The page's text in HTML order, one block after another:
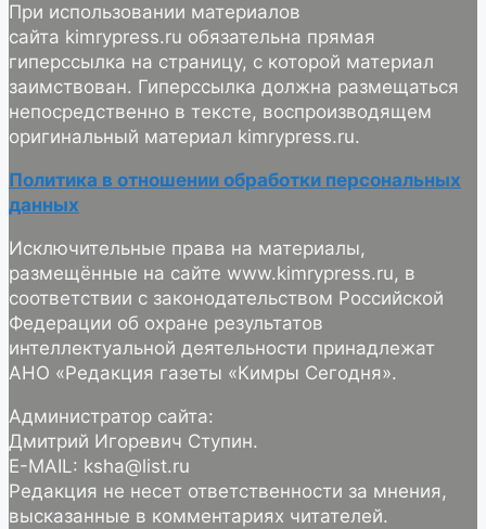
При использовании материалов
сайта kimrypress.ru обязательна прямая
гиперссылка на страницу, с которой материал
заимствован. Гиперссылка должна размещаться
непосредственно в тексте, воспроизводящем
оригинальный материал kimrypress.ru.
Политика в отношении обработки персональных
данных
Исключительные права на материалы,
размещённые на сайте www.kimrypress.ru, в
соответствии с законодательством Российской
Федерации об охране результатов
интеллектуальной деятельности принадлежат
АНО «Редакция газеты «Кимры Сегодня».
Администратор сайта:
Дмитрий Игоревич Ступин.
E-MAIL: ksha@list.ru
Редакция не несет ответственности за мнения,
высказанные в комментариях читателей.